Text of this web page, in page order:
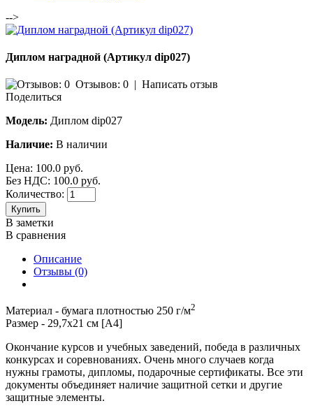
-->
Диплом наградной (Артикул dip027)
Отзывов: 0 | Написать отзыв
Поделиться
Модель: Диплом dip027
Наличие: В наличии
Цена: 100.0 руб.
Без НДС: 100.0 руб.
Количество:
Купить
В заметки
В сравнения
Описание
Отзывы (0)
Материал - бумага плотностью 250 г/м2
Размер - 29,7х21 см [А4]
Окончание курсов и учебных заведений, победа в различных
конкурсах и соревнованиях. Очень много случаев когда
нужны грамоты, дипломы, подарочные сертификаты. Все эти
документы объединяет наличие защитной сетки и другие
защитные элементы.